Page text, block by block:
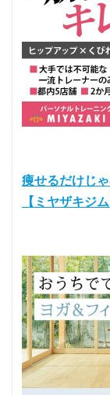
痩せるだけじ
【ミヤザキジム